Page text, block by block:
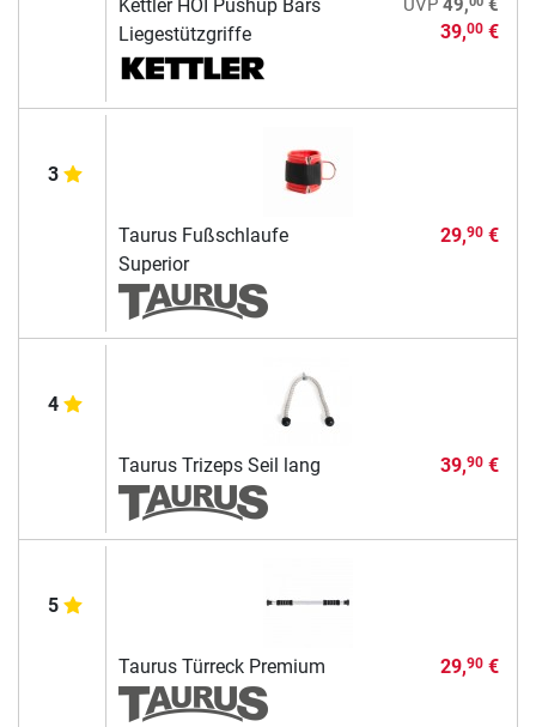
Kettler HOI Pushup Bars
Liegestützgriffe
39,00€
3
Taurus Fußschlaufe
Superior
29,90€
4
Taurus Trizeps Seil lang 39,90€
5
Taurus Türreck Premium 29,90€